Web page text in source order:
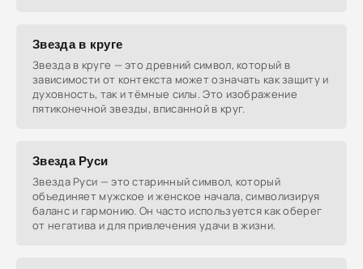
Звезда в круге
Звезда в круге — это древний символ, который в
зависимости от контекста может означать как защиту и
духовность, так и тёмные силы. Это изображение
пятиконечной звезды, вписанной в круг.
Звезда Руси
Звезда Руси — это старинный символ, который
объединяет мужское и женское начала, символизируя
баланс и гармонию. Он часто используется как оберег
от негатива и для привлечения удачи в жизни.